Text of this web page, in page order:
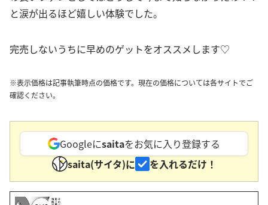
と涙が出るほど嬉しい体験でした。
完売しないうちに早めのゲットをオススメします♡
※表示価格は記事執筆時点の価格です。現在の価格については各サイトでご
確認ください。
Googleにsaitaをお気に入り登録する
saita(サイタ)に
を入れるだけ！